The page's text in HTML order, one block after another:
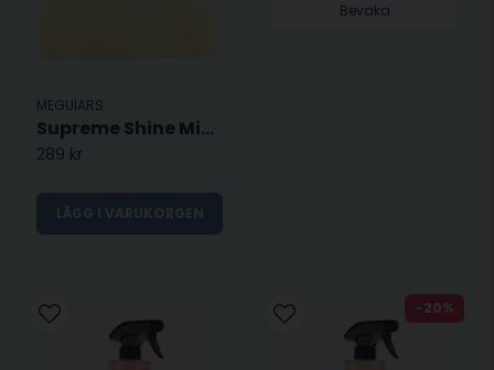
MEGUIARS
Supreme Shine Microfibre Towel , 3-Pack
289 kr
LÄGG I VARUKORGEN
Bevaka
-20%